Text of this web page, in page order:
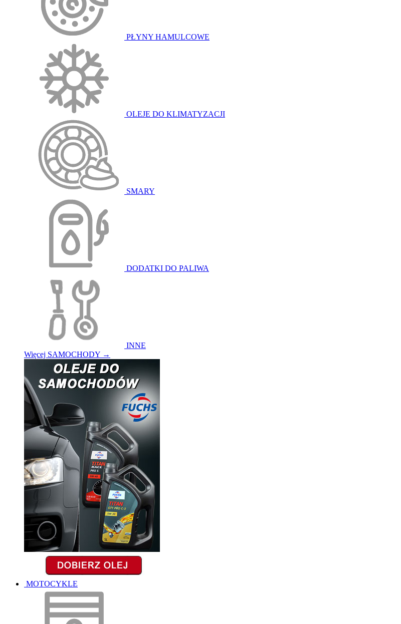
PŁYNY HAMULCOWE
OLEJE DO KLIMATYZACJI
SMARY
DODATKI DO PALIWA
INNE
Więcej SAMOCHODY →
MOTOCYKLE